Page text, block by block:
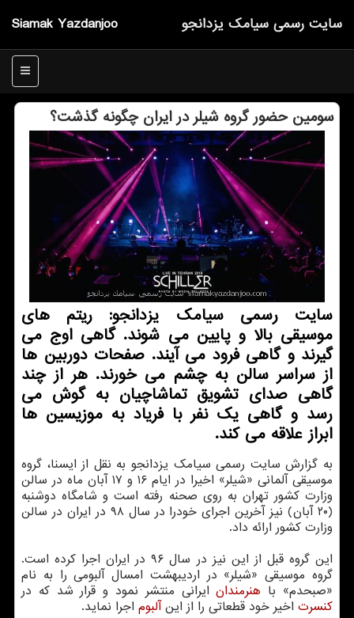
Siamak Yazdanjoo سایت رسمی سیامك یزدانجو
منو
سومین حضور گروه شیلر در ایران چگونه گذشت؟
سایت رسمی سیامك یزدانجو: ریتم های
موسیقی بالا و پایین می شوند. گاهی اوج می
گیرند و گاهی فرود می آیند. صفحات دوربین ها
از سراسر سالن به چشم می خورند. هر از چند
گاهی صدای تشویق تماشاچیان به گوش می
رسد و گاهی یك نفر با فریاد به موزیسین ها
ابراز علاقه می كند.
به گزارش سایت رسمی سیامك یزدانجو به نقل از ایسنا، گروه
موسیقی آلمانی «شیلر» اخیرا در ایام ۱۶ و ۱۷ آبان ماه در سالن
وزارت كشور تهران به روی صحنه رفته است و شامگاه دوشنبه
(۲۰ آبان) نیز آخرین اجرای خودرا در سال ۹۸ در ایران در سالن
وزارت كشور ارائه داد.
این گروه قبل از این نیز در سال ۹۶ در ایران اجرا كرده است.
گروه موسیقی «شیلر» در اردیبهشت امسال آلبومی را به نام
«صبحدم» با هنرمندانایرانی منتشر نمود و قرار شد كه در
كنسرت اخیر خود قطعاتی را از اینآلبوم اجرا نماید.